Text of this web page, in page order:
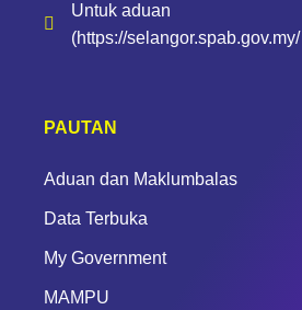
Untuk aduan
(https://
PAUTAN
Aduan dan Maklumbalas
Data Terbuka
My Government
MAMPU